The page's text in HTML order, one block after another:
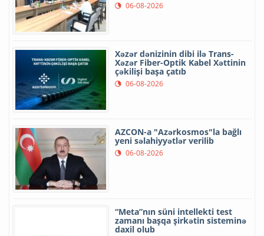
06-08-2026
Xəzər dənizinin dibi ilə Trans-
Xəzər Fiber-Optik Kabel Xəttinin
çəkilişi başa çatıb
06-08-2026
AZCON-a "Azərkosmos"la bağlı
yeni səlahiyyətlər verilib
06-08-2026
“Meta”nın süni intellekti test
zamanı başqa şirkətin sisteminə
daxil olub